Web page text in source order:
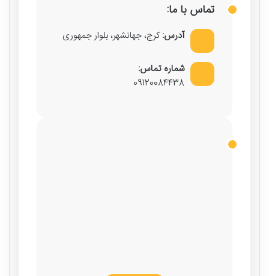
تماس با ما:
آدرس:کرج، جهانشهر، بلوار جمهوری
شماره تماس:
09120084438